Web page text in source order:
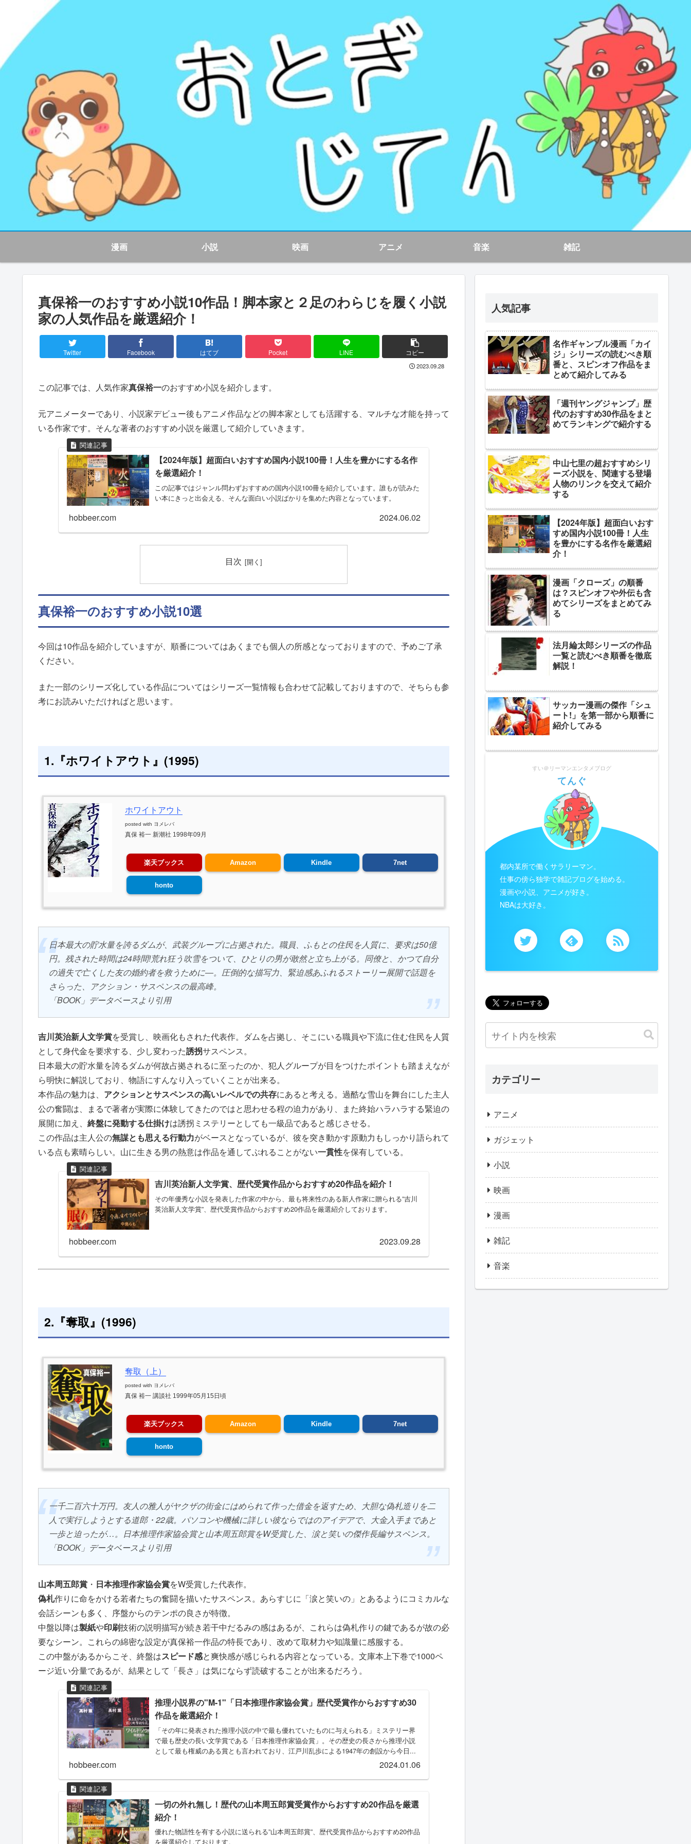
漫画 小説 映画 アニメ 音楽 雑記
真保裕一のおすすめ小説10作品！脚本家と２足のわらじを履く小説
家の人気作品を厳選紹介！
Twitter Facebook はてブ Pocket LINE コピー
2023.09.28
この記事では、人気作家真保裕一のおすすめ小説を紹介します。
元アニメーターであり、小説家デビュー後もアニメ作品などの脚本家としても活躍する、マルチな才能を持って
いる作家です。そんな著者のおすすめ小説を厳選して紹介していきます。
【2024年版】超面白いおすすめ国内小説100冊！人生を豊かにする名作
を厳選紹介！
この記事ではジャンル問わずおすすめの国内小説100冊を紹介しています。誰もが読みた
い本にきっと出会える、そんな面白い小説ばかりを集めた内容となっています。
hobbeer.com 2024.06.02
目次
真保裕一のおすすめ小説10選
今回は10作品を紹介していますが、順番についてはあくまでも個人の所感となっておりますので、予めご了承
ください。
また一部のシリーズ化している作品についてはシリーズ一覧情報も合わせて記載しておりますので、そちらも参
考にお読みいただければと思います。
1.『ホワイトアウト』(1995)
ホワイトアウト
posted with ヨメレバ
真保 裕一 新潮社 1998年09月
楽天ブックス Amazon Kindle 7net
honto
日本最大の貯水量を誇るダムが、武装グループに占拠された。職員、ふもとの住民を人質に、要求は50億
円。残された時間は24時間!荒れ狂う吹雪をついて、ひとりの男が敢然と立ち上がる。同僚と、かつて自分
の過失で亡くした友の婚約者を救うために―。圧倒的な描写力、緊迫感あふれるストーリー展開で話題を
さらった、アクション・サスペンスの最高峰。
「BOOK」データベースより引用
吉川英治新人文学賞を受賞し、映画化もされた代表作。ダムを占拠し、そこにいる職員や下流に住む住民を人質
として身代金を要求する、少し変わった誘拐サスペンス。
日本最大の貯水量を誇るダムが何故占拠されるに至ったのか、犯人グループが目をつけたポイントも踏まえなが
ら明快に解説しており、物語にすんなり入っていくことが出来る。
本作品の魅力は、 アクションとサスペンスの高いレベルでの共存にあると考える。過酷な雪山を舞台にした主人
公の奮闘は、まるで著者が実際に体験してきたのではと思わせる程の迫力があり、また終始ハラハラする緊迫の
展開に加え、 終盤に発動する仕掛けは誘拐ミステリーとしても一級品であると感じさせる。
この作品は主人公の無謀とも思える行動力がベースとなっているが、彼を突き動かす原動力もしっかり語られて
いる点も素晴らしい。山に生きる男の熱意は作品を通してぶれることがない一貫性を保有している。
吉川英治新人文学賞、歴代受賞作品からおすすめ20作品を紹介！
その年優秀な小説を発表した作家の中から、最も将来性のある新人作家に贈られる”吉川
英治新人文学賞”、歴代受賞作品からおすすめ20作品を厳選紹介しております。
hobbeer.com 2023.09.28
2.『奪取』(1996)
奪取（上）
posted with ヨメレバ
真保 裕一 講談社 1999年05月15日頃
楽天ブックス Amazon Kindle 7net
honto
一千二百六十万円。友人の雅人がヤクザの街金にはめられて作った借金を返すため、大胆な偽札造りを二
人で実行しようとする道郎・22歳。パソコンや機械に詳しい彼ならではのアイデアで、大金入手まであと
一歩と迫ったが…。日本推理作家協会賞と山本周五郎賞をW受賞した、涙と笑いの傑作長編サスペンス。
「BOOK」データベースより引用
山本周五郎賞 ・ 日本推理作家協会賞をW受賞した代表作。
偽札作りに命をかける若者たちの奮闘を描いたサスペンス。あらすじに「涙と笑いの」とあるようにコミカルな
会話シーンも多く、序盤からのテンポの良さが特徴。
中盤以降は製紙や印刷技術の説明描写が続き若干中だるみの感はあるが、これらは偽札作りの鍵であるが故の必
要なシーン。これらの綿密な設定が真保裕一作品の特長であり、改めて取材力や知識量に感服する。
この中盤があるからこそ、終盤はスピード感と爽快感が感じられる内容となっている。文庫本上下巻で1000ペ
ージ近い分量であるが、結果として「長さ」は気にならず読破することが出来るだろう。
推理小説界の"M-1"「日本推理作家協会賞」歴代受賞作からおすすめ30
作品を厳選紹介！
「その年に発表された推理小説の中で最も優れていたものに与えられる」ミステリー界
で最も歴史の長い文学賞である「日本推理作家協会賞」。その歴史の長さから推理小説
として最も権威のある賞とも言われており、江戸川乱歩による1947年の創設から今日...
hobbeer.com 2024.01.06
一切の外れ無し！歴代の山本周五郎賞受賞作からおすすめ20作品を厳選
紹介！
優れた物語性を有する小説に送られる”山本周五郎賞”、歴代受賞作品からおすすめ20作品
を厳選紹介しております。
人気記事
名作ギャンブル漫画「カイ
ジ」シリーズの読むべき順
番と、スピンオフ作品をま
とめて紹介してみる
「週刊ヤングジャンプ」歴
代のおすすめ30作品をまと
めてランキングで紹介する
中山七里の超おすすめシリ
ーズ小説を、関連する登場
人物のリンクを交えて紹介
する
【2024年版】超面白いおす
すめ国内小説100冊！人生
を豊かにする名作を厳選紹
介！
漫画「クローズ」の順番
は？スピンオフや外伝も含
めてシリーズをまとめてみ
る
法月綸太郎シリーズの作品
一覧と読むべき順番を徹底
解説！
サッカー漫画の傑作「シュ
ート!」を第一部から順番に
紹介してみる
すい＠リーマンエンタメブログ
てんぐ
都内某所で働くサラリーマン。
仕事の傍ら独学で雑記ブログを始める。
漫画や小説、アニメが好き。
NBAは大好き。
カテゴリー
アニメ
ガジェット
小説
映画
漫画
雑記
音楽